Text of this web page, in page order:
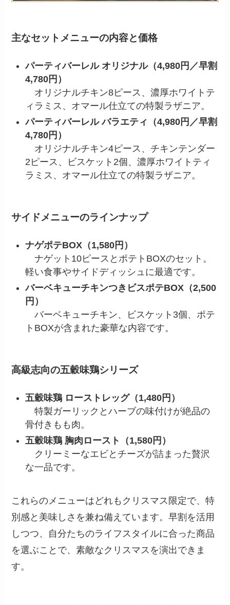
主なセットメニューの内容と価格
パーティバーレル オリジナル（4,980円／早割
4,780円）
オリジナルチキン8ピース、濃厚ホワイトテ
ィラミス、オマール仕立ての特製ラザニア。
パーティバーレル バラエティ（4,980円／早割
4,780円）
オリジナルチキン4ピース、チキンテンダー
2ピース、ビスケット2個、濃厚ホワイトティ
ラミス、オマール仕立ての特製ラザニア。
サイドメニューのラインナップ
ナゲポテBOX（1,580円）
ナゲット10ピースとポテトBOXのセット。
軽い食事やサイドディッシュに最適です。
バーベキューチキンつきビスポテBOX（2,500
円）
バーベキューチキン、ビスケット3個、ポテ
トBOXが含まれた豪華な内容です。
高級志向の五穀味鶏シリーズ
五穀味鶏 ローストレッグ（1,480円）
特製ガーリックとハーブの味付けが絶品の
骨付きもも肉。
五穀味鶏 胸肉ロースト（1,580円）
クリーミーなエビとチーズが詰まった贅沢
な一品です。
これらのメニューはどれもクリスマス限定で、特
別感と美味しさを兼ね備えています。早割を活用
しつつ、自分たちのライフスタイルに合った商品
を選ぶことで、素敵なクリスマスを演出できま
す。